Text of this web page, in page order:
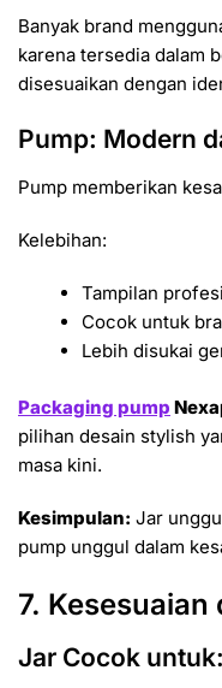
Banyak brand
karena tersedia dalam
disesuaikan dengan
Pump: Modern
Pump memberikan
Kelebihan:
Tampilan
Cocok untuk
Lebih disukai
Packaging pump
pilihan desain stylish
masa kini.
Kesimpulan: Jar
pump unggul dalam
7.
Jar Cocok untuk: